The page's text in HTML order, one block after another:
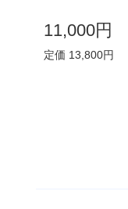
11,000円
定価 13,800円